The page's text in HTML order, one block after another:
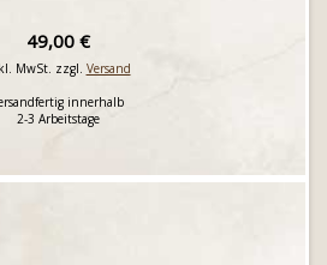
49,00 €
MwSt. zzgl. Versand
innerhalb
2-3 Arbeitstage